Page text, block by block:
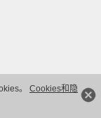
。 Cookies和隐